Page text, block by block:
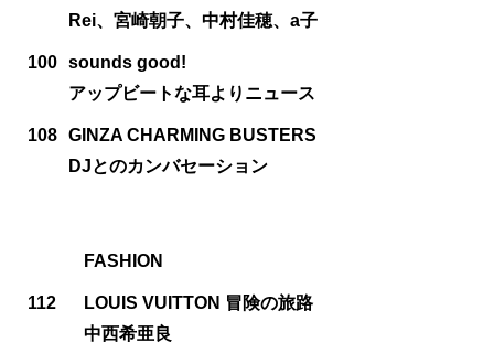
Rei、宮崎朝子、中村佳穂、a子
100 sounds good!
アップビートな耳よりニュース
108 GINZA CHARMING BUSTERS
DJとのカンバセーション
FASHION
112
LOUIS VUITTON 冒険の旅路
中西希亜良